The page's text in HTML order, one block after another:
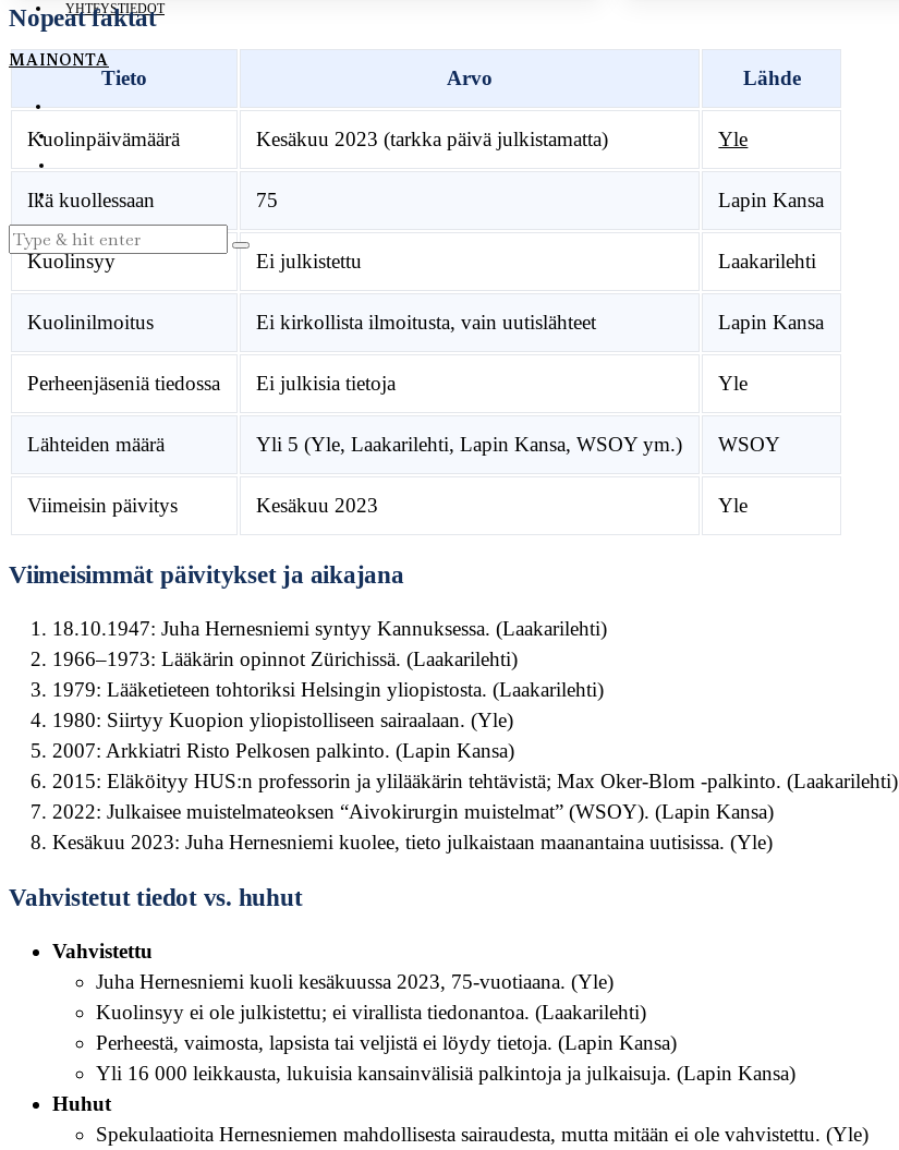
YHTEYSTIEDOT
MAINONTA
Nopeat faktat
Tieto Arvo Lähde
Kuolinpäivämäärä Kesäkuu 2023 (tarkka päivä julkistamatta) Yle
Ikä kuollessaan 75 Lapin Kansa
Kuolinsyy Ei julkistettu Laakarilehti
Kuolinilmoitus Ei kirkollista ilmoitusta, vain uutislähteet Lapin Kansa
Perheenjäseniä tiedossa Ei julkisia tietoja Yle
Lähteiden määrä Yli 5 (Yle, Laakarilehti, Lapin Kansa, WSOY ym.) WSOY
Viimeisin päivitys Kesäkuu 2023 Yle
Viimeisimmät päivitykset ja aikajana
18.10.1947: Juha Hernesniemi syntyy Kannuksessa. (Laakarilehti)
1966–1973: Lääkärin opinnot Zürichissä. (Laakarilehti)
1979: Lääketieteen tohtoriksi Helsingin yliopistosta. (Laakarilehti)
1980: Siirtyy Kuopion yliopistolliseen sairaalaan. (Yle)
2007: Arkkiatri Risto Pelkosen palkinto. (Lapin Kansa)
2015: Eläköityy HUS:n professorin ja ylilääkärin tehtävistä; Max Oker-Blom -palkinto. (Laakarilehti)
2022: Julkaisee muistelmateoksen “Aivokirurgin muistelmat” (WSOY). (Lapin Kansa)
Kesäkuu 2023: Juha Hernesniemi kuolee, tieto julkaistaan maanantaina uutisissa. (Yle)
Vahvistetut tiedot vs. huhut
Vahvistettu
Juha Hernesniemi kuoli kesäkuussa 2023, 75-vuotiaana. (Yle)
Kuolinsyy ei ole julkistettu; ei virallista tiedonantoa. (Laakarilehti)
Perheestä, vaimosta, lapsista tai veljistä ei löydy tietoja. (Lapin Kansa)
Yli 16 000 leikkausta, lukuisia kansainvälisiä palkintoja ja julkaisuja. (Lapin Kansa)
Huhut
Spekulaatioita Hernesniemen mahdollisesta sairaudesta, mutta mitään ei ole vahvistettu. (Yle)